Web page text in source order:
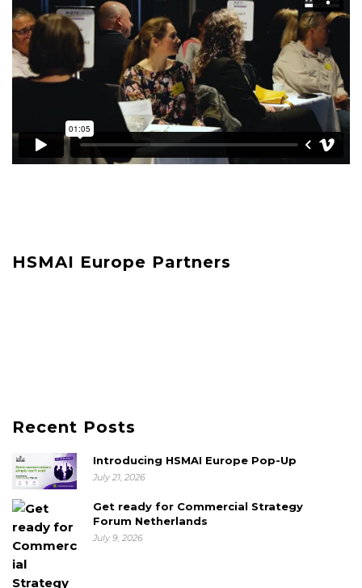
HSMAI Europe Partners
Recent Posts
Introducing HSMAI Europe Pop-Up
July 21, 2026
Get ready for Commercial Strategy
Forum Netherlands
July 9, 2026